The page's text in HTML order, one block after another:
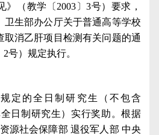
》（教学〔 2003 〕3号）要求，
卫生部办公厅关于普通高等学校
取消乙肝项目检测有关问题的通
2号）规定执行。
定的全日制研究生（不包含
日制研究生）实行奖助。根据
源社会保障部 退役军人部 中央